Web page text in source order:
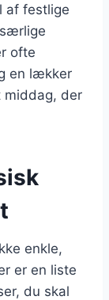
af festlige
ofte
en lækker
middag, der
enkle,
er en liste
du skal